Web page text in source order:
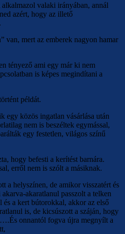
valaki irányában, annál
azért, hogy az illető
van, mert az emberek nagyon hamar
tényező ami egy már ki nem
is képes megindítani a
példát.
egy közös ingatlan vásárlása után
nem is beszéltek egymással,
egy festetlen, világos színű
hogy befesti a kerítést barnára.
erről nem is szólt a másiknak.
a helyszínen, de amikor visszatért és
akaratlanul passzolt a telken
és a kert bútorokkal, akkor az első
is, de kicsúszott a száján, hogy
onnantól fogva újra megnyílt a